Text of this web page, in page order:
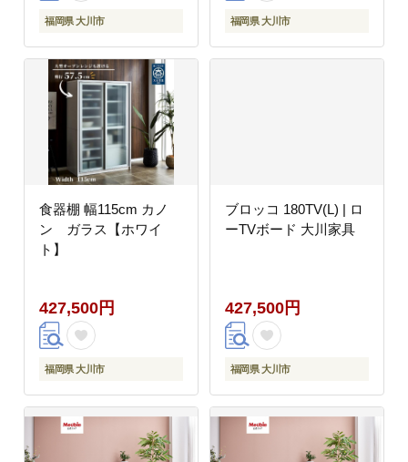
福岡県 大川市 福岡県 大川市
食器棚 幅115cm カノ
ン ガラス【ホワイ
ト】
427,500円
福岡県 大川市
ブロッコ 180TV(L) | ロ
ーTVボード 大川家具
427,500円
福岡県 大川市